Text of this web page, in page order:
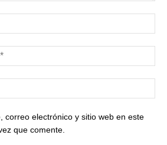
correo electrónico y sitio web en este
que comente.